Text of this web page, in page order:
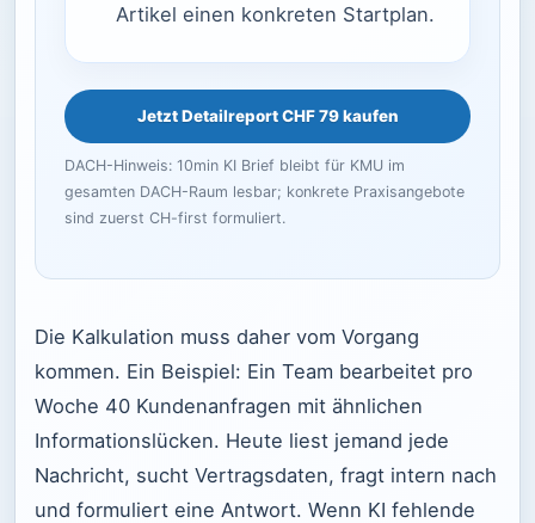
Artikel einen konkreten Startplan.
Jetzt Detailreport CHF 79 kaufen
DACH-Hinweis: 10min KI Brief bleibt für KMU im
gesamten DACH-Raum lesbar; konkrete Praxisangebote
sind zuerst CH-first formuliert.
Die Kalkulation muss daher vom Vorgang
kommen. Ein Beispiel: Ein Team bearbeitet pro
Woche 40 Kundenanfragen mit ähnlichen
Informationslücken. Heute liest jemand jede
Nachricht, sucht Vertragsdaten, fragt intern nach
und formuliert eine Antwort. Wenn KI fehlende